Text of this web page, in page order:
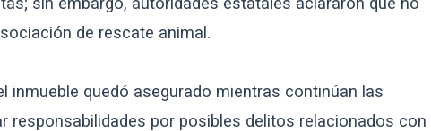
de rescate animal.
inmueble quedó asegurado mientras continúan las
responsabilidades por posibles delitos relacionados con